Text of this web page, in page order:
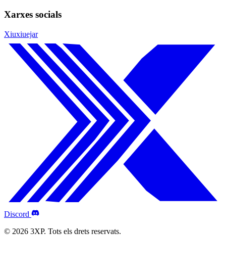
Xarxes socials
Xiuxiuejar
Discord
© 2026 3XP. Tots els drets reservats.